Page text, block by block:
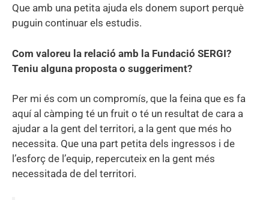
Que amb una petita ajuda els donem suport perquè
puguin continuar els estudis.
Com valoreu la relació amb la Fundació SERGI?
Teniu alguna proposta o suggeriment?
Per mi és com un compromís, que la feina que es fa
aquí al càmping té un fruit o té un resultat de cara a
ajudar a la gent del territori, a la gent que més ho
necessita. Que una part petita dels ingressos i de
l’esforç de l’equip, repercuteix en la gent més
necessitada de del territori.